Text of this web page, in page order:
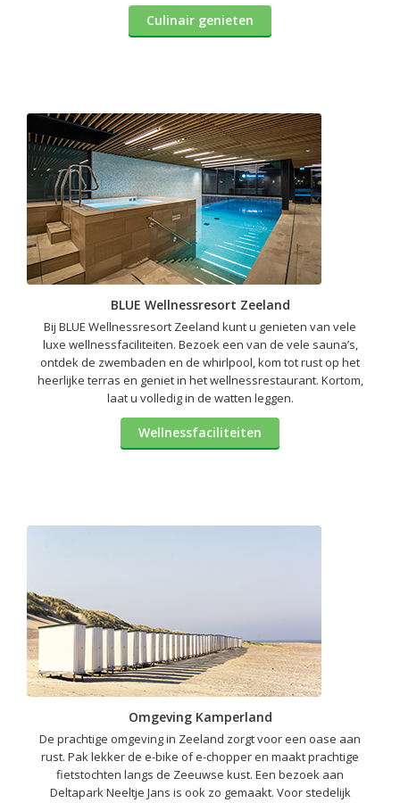
Culinair genieten
BLUE Wellnessresort Zeeland
Bij BLUE Wellnessresort Zeeland kunt u genieten van vele
luxe wellnessfaciliteiten. Bezoek een van de vele sauna’s,
ontdek de zwembaden en de whirlpool, kom tot rust op het
heerlijke terras en geniet in het wellnessrestaurant. Kortom,
laat u volledig in de watten leggen.
Wellnessfaciliteiten
Omgeving Kamperland
De prachtige omgeving in Zeeland zorgt voor een oase aan
rust. Pak lekker de e-bike of e-chopper en maakt prachtige
fietstochten langs de Zeeuwse kust. Een bezoek aan
Deltapark Neeltje Jans is ook zo gemaakt. Voor stedelijk